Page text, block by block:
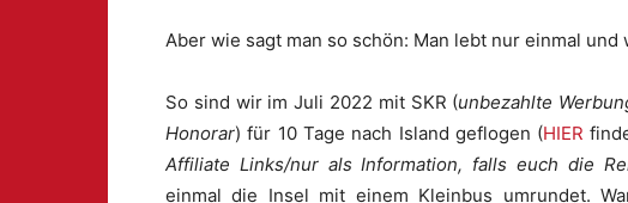
Aber wie sagt man so schön: Man lebt nur einmal
So sind wir im Juli 2022 mit SKR (unbezahlte
Honorar) für 10 Tage nach Island geflogen (HIER
Affiliate Links/nur als Information, falls euch die
einmal die Insel mit einem Kleinbus umrundet.